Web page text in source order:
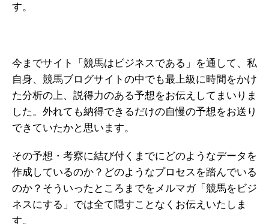
す。
今までサイト「競馬はビジネスである」を通して、私
自身、競馬ブログサイトの中でも最上級に時間をかけ
た分析の上、説得力のある予想をお伝えしてまいりま
した。外れても納得できるだけの自慢の予想をお送り
できていたかと思います。
その予想・考察に結び付くまでにどのようなデータを
作成しているのか？どのようなプロセスを踏んでいる
のか？そういったところまでをメルマガ「競馬をビジ
ネスにする」では全て隠すことなくお伝えいたしま
す。